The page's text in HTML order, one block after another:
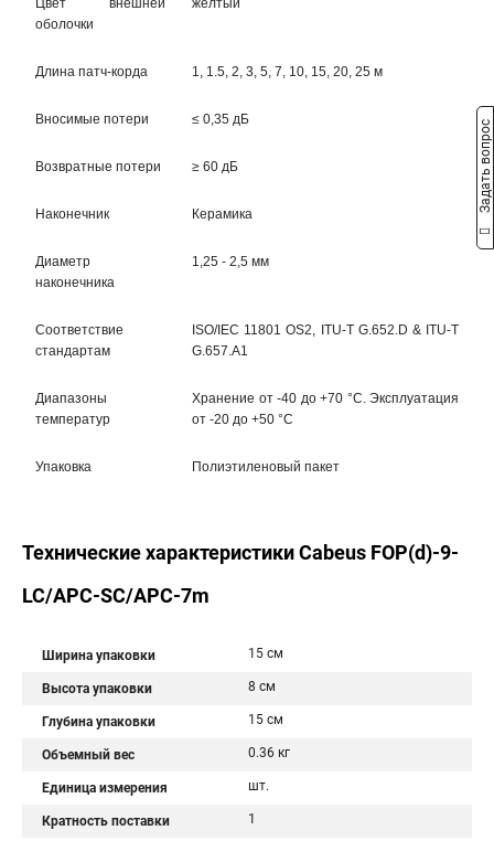
Цвет внешней
оболочки
желтый
Длина патч-корда 1, 1.5, 2, 3, 5, 7, 10, 15, 20, 25 м
Вносимые потери ≤ 0,35 дБ
Возвратные потери ≥ 60 дБ
Наконечник Керамика
Диаметр
наконечника
1,25 - 2,5 мм
Соответствие
стандартам
ISO/IEC 11801 OS2, ITU-T G.652.D & ITU-T
G.657.A1
Диапазоны
температур
Хранение от -40 до +70 °C. Эксплуатация
от -20 до +50 °C
Упаковка Полиэтиленовый пакет
Технические характеристики Cabeus FOP(d)-9-
LC/APC-SC/APC-7m
Ширина упаковки 15 см
Высота упаковки 8 см
Глубина упаковки 15 см
Объемный вес 0.36 кг
Единица измерения шт.
Кратность поставки 1
Задать вопрос